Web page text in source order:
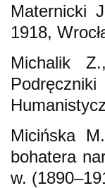
Maternicki
1918,
Michalik
Micińska
bohatera
w.